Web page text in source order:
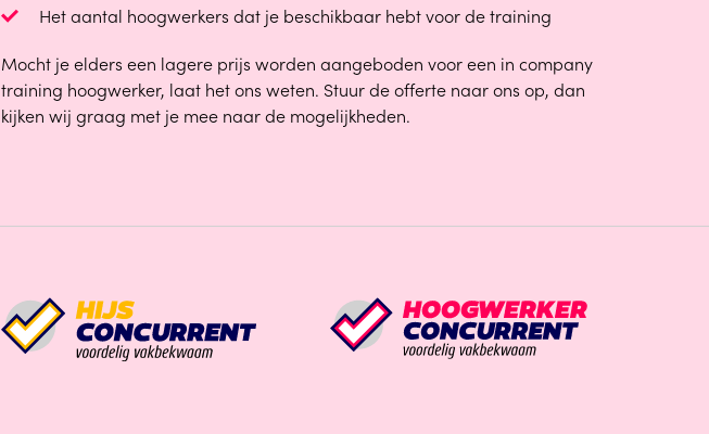
Het aantal hoogwerkers dat je beschikbaar hebt voor de training
Mocht je elders een lagere prijs worden aangeboden voor een in company
training hoogwerker, laat het ons weten. Stuur de offerte naar ons op, dan
kijken wij graag met je mee naar de mogelijkheden.